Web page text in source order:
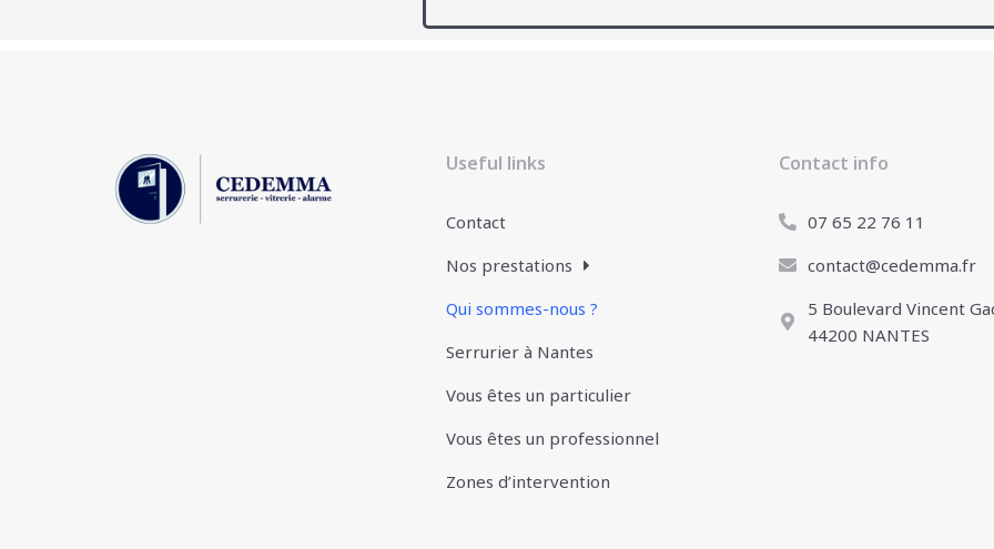
Useful links
Contact
Nos prestations
Qui sommes-nous ?
Serrurier à Nantes
Vous êtes un particulier
Vous êtes un professionnel
Zones d’intervention
Contact info
07 65 22 76 11
contact@cedemma.fr
5 Boulevard Vincent
44200 NANTES